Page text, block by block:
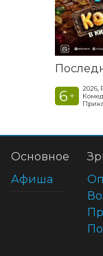
6 +
2026,
Основное
Афиша